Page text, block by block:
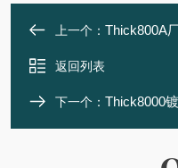
上一个： Thick800A
返回列表
下一个： Thick8000